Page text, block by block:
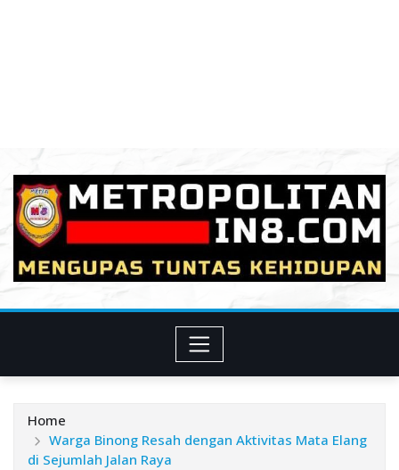
Home
Warga Binong Resah dengan Aktivitas Mata Elang
di Sejumlah Jalan Raya